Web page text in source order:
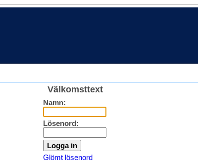
Välkomsttext
Namn:
Lösenord:
Glömt lösenord